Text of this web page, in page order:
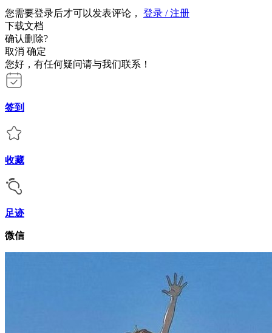
您需要登录后才可以发表评论， 登录 / 注册
下载文档
确认删除?
取消 确定
您好，有任何疑问请与我们联系！
签到
收藏
足迹
微信